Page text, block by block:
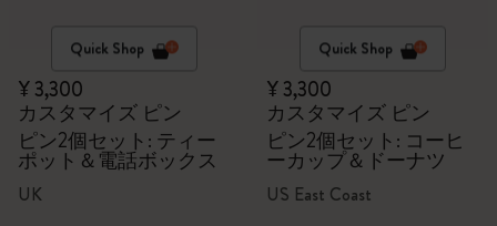
Quick Shop
¥ 3,300
カスタマイズ ピン
ピン2個セット: ティー
ポット＆電話ボックス
UK
Quick Shop
¥ 3,300
カスタマイズ ピン
ピン2個セット: コーヒ
ーカップ＆ドーナツ
US East Coast